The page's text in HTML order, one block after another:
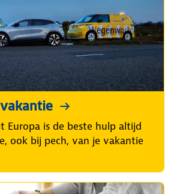
Europa is de beste hulp altijd
ook bij pech, van je vakantie